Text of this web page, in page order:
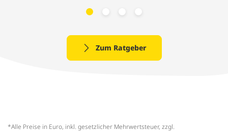
Zum Ratgeber
*Alle Preise in Euro, inkl. gesetzlicher Mehrwertsteuer, zzgl.